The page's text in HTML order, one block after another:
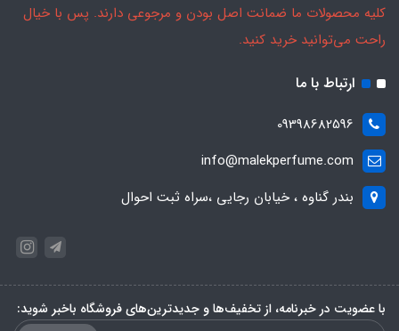
کلیه محصولات ما ضمانت اصل بودن و مرجوعی دارند. پس با خیال
راحت می‌توانید خرید کنید.
ارتباط با ما
09398682596
info@malekperfume.com
بندر گناوه ، خیابان رجایی ،سراه ثبت احوال
با عضویت در خبرنامه، از تخفیف‌ها و جدیدترین‌های فروشگاه باخبر شوید: